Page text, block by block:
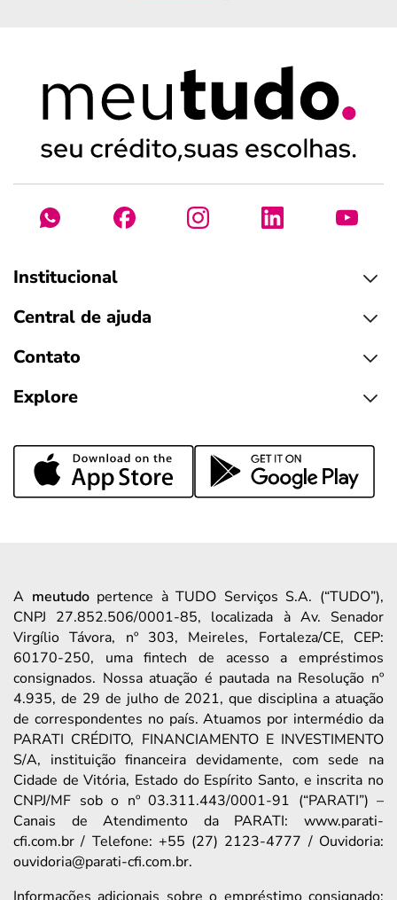
Institucional
Central de ajuda
Contato
Explore
A meutudopertence à TUDO Serviços S.A. (“TUDO”),
CNPJ 27.852.506/0001-85, localizada à Av. Senador
Virgílio Távora, nº 303, Meireles, Fortaleza/CE, CEP:
60170-250, uma fintech de acesso a empréstimos
consignados. Nossa atuação é pautada na Resolução nº
4.935, de 29 de julho de 2021, que disciplina a atuação
de correspondentes no país. Atuamos por intermédio da
PARATI CRÉDITO, FINANCIAMENTO E INVESTIMENTO
S/A, instituição financeira devidamente, com sede na
Cidade de Vitória, Estado do Espírito Santo, e inscrita no
CNPJ/MF sob o nº 03.311.443/0001-91 (“PARATI”) –
Canais de Atendimento da PARATI: www.parati-
cfi.com.br / Telefone: +55 (27) 2123-4777 / Ouvidoria:
ouvidoria@parati-cfi.com.br.